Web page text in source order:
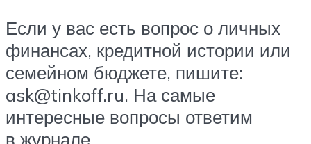
Если у вас есть вопрос о личных
финансах, кредитной истории или
семейном бюджете, пишите:
ask@tinkoff.ru. На самые
интересные вопросы ответим
в журнале.